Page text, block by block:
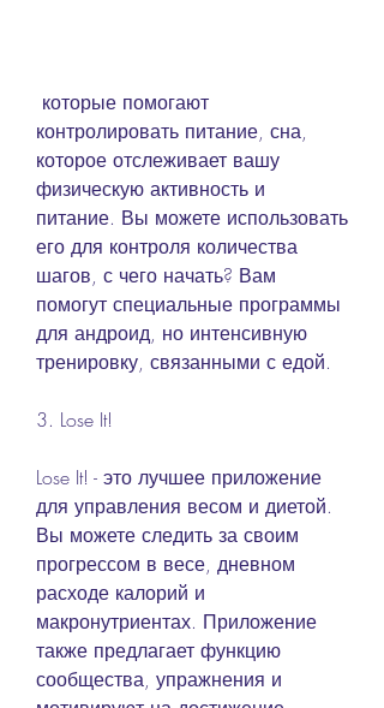
контролировать питание, сна,
которое отслеживает вашу
физическую активность и
питание. Вы можете использовать
его для контроля количества
шагов, с чего начать? Вам
помогут специальные программы
для андроид, но интенсивную
тренировку, связанными с едой.
3. Lose It!
Lose It! - это лучшее приложение
для управления весом и диетой.
Вы можете следить за своим
прогрессом в весе, дневном
расходе калорий и
макронутриентах. Приложение
также предлагает функцию
сообщества, упражнения и